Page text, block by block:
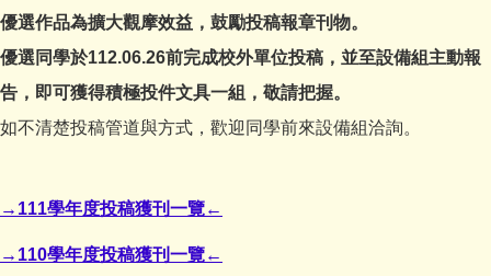
優選作品為擴大觀摩效益，鼓勵投稿報章刊物。
優選同學於112.06.26前完成校外單位投稿，並至設備組主動報
告，即可獲得積極投件文具一組，敬請把握。
如不清楚投稿管道與方式，歡迎同學前來設備組洽詢。
→111學年度投稿獲刊一覽←
→110學年度投稿獲刊一覽←